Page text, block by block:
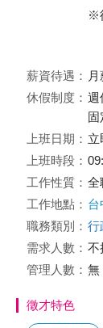
※
薪資待遇：
休假制度： 週
固
上班日期： 立
上班時段：
工作性質： 全
工作地點： 台
職務類別： 行
需求人數： 不
管理人數： 無
徵才特色